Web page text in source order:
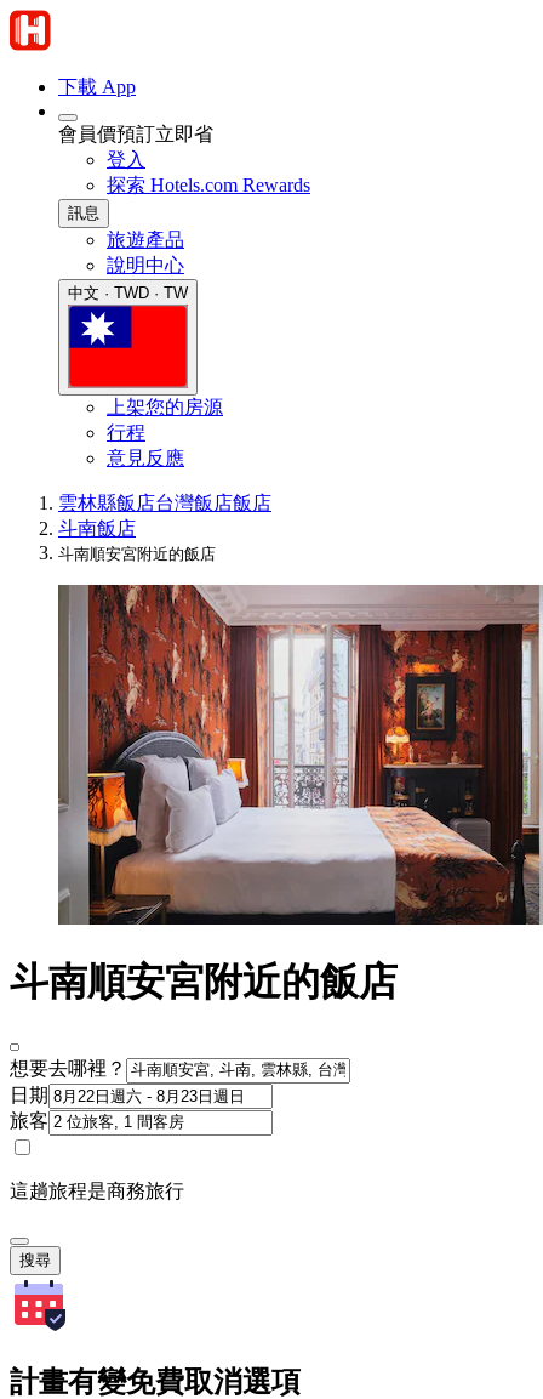
下載 App
會員價預訂立即省
登入
探索 Hotels.com Rewards
訊息
旅遊產品
說明中心
中文 · TWD · TW
上架您的房源
行程
意見反應
雲林縣飯店台灣飯店飯店
斗南飯店
斗南順安宮附近的飯店
斗南順安宮附近的飯店
想要去哪裡？
日期
旅客
這趟旅程是商務旅行
搜尋
計畫有變免費取消選項